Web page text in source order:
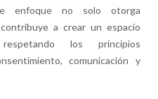
enfoque no solo otorga
a crear un espacio
los principios
comunicación y